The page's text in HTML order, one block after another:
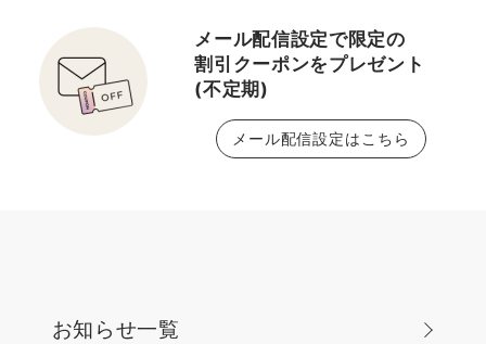
メール配信設定で限定の
割引クーポンをプレゼント
(不定期)
メール配信設定はこちら
お知らせ一覧